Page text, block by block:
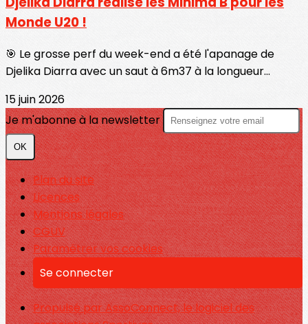
Monde U20 !
🎯 Le grosse perf du week-end a été l'apanage de
Djelika Diarra avec un saut à 6m37 à la longueur...
15 juin 2026
Je m'abonne à la newsletter
OK
Plan du site
Licences
Mentions légales
CGUV
Paramétrer vos cookies
Se connecter
Propulsé par AssoConnect, le logiciel des